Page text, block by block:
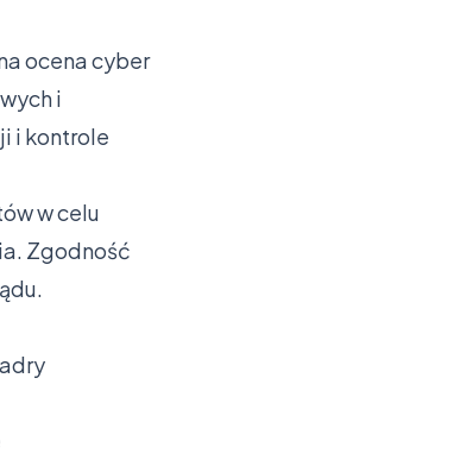
ocena cyber
i
i kontrole
w celu
Zgodność